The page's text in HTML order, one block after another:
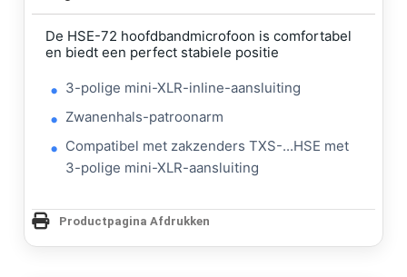
De HSE-72 hoofdbandmicrofoon is comfortabel
en biedt een perfect stabiele positie
3-polige mini-XLR-inline-aansluiting
Zwanenhals-patroonarm
Compatibel met zakzenders TXS-...HSE met
3-polige mini-XLR-aansluiting
Productpagina Afdrukken